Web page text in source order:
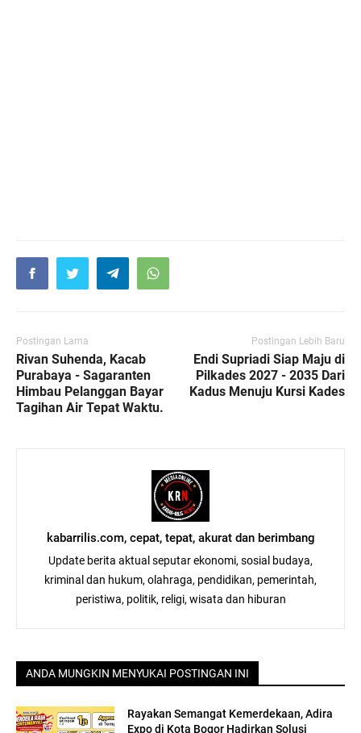
Postingan Lama
Rivan Suhenda, Kacab
Purabaya - Sagaranten
Himbau Pelanggan Bayar
Tagihan Air Tepat Waktu.
Postingan Lebih Baru
Endi Supriadi Siap Maju di
Pilkades 2027 - 2035 Dari
Kadus Menuju Kursi Kades
kabarrilis.com, cepat, tepat, akurat dan berimbang
Update berita aktual seputar ekonomi, sosial budaya,
kriminal dan hukum, olahraga, pendidikan, pemerintah,
peristiwa, politik, religi, wisata dan hiburan
ANDA MUNGKIN MENYUKAI POSTINGAN INI
Rayakan Semangat Kemerdekaan, Adira
Expo di Kota Bogor Hadirkan Solusi